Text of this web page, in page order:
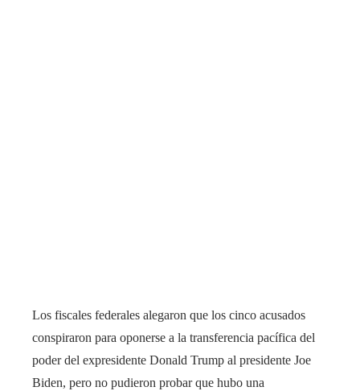
Los fiscales federales alegaron que los cinco acusados ​​
conspiraron para oponerse a la transferencia pacífica del
poder del expresidente Donald Trump al presidente Joe
Biden, pero no pudieron probar que hubo una